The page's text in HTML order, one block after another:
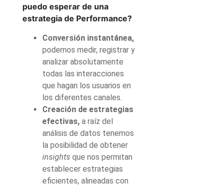
puedo esperar de una
estrategia de Performance?
Conversión instantánea,
podemos medir, registrar y
analizar absolutamente
todas las interacciones
que hagan los usuarios en
los diferentes canales.
Creación de estrategias
efectivas, a raíz del
análisis de datos tenemos
la posibilidad de obtener
insights que nos permitan
establecer estrategias
eficientes, alineadas con